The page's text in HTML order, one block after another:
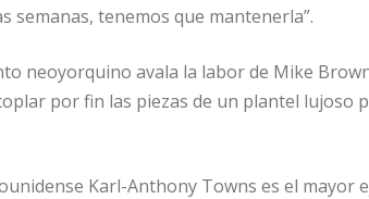
semanas, tenemos que mantenerla”.
neoyorquino avala la labor de Mike
por fin las piezas de un plantel lujoso
Karl-Anthony Towns es el mayor